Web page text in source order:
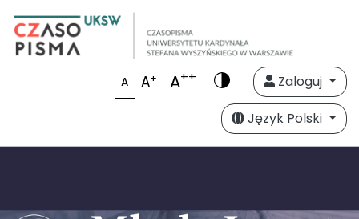
A A+ A++
Zaloguj
Język Polski